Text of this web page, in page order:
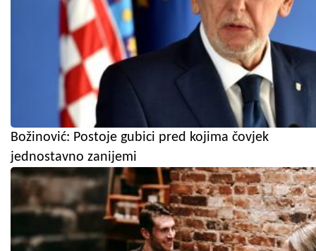
Božinović: Postoje gubici pred kojima čovjek
jednostavno zanijemi